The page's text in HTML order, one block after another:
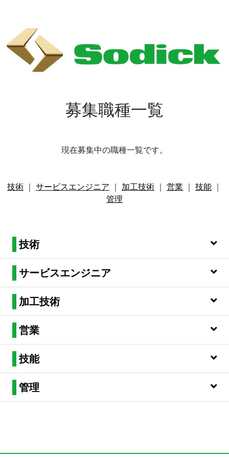
募集職種一覧
現在募集中の職種一覧です。
技術 サービスエンジニア 加工技術 営業 技能
管理
技術
サービスエンジニア
加工技術
営業
技能
管理